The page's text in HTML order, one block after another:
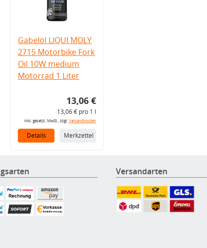
Gabelöl LIQUI MOLY
2715 Motorbike Fork
Oil 10W medium
Motorrad 1 Liter
13,06 €
13,06 € pro 1 l
inkl. gesetzl. MwSt., zzgl. Versandkosten
Details Merkzettel
Versandarten